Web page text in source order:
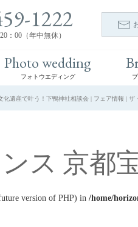
1222
：00（年中無休）
Photo wedding
フォトウエディング
化遺産で叶う！下鴨神社相談会 | フェア情報 |
ス 京都
version of PHP) in /home/